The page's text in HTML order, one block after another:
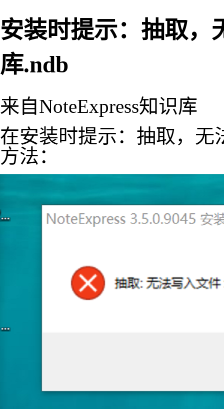
安装时提示：抽取，
库.ndb
来自NoteExpress知识库
在安装时提示：抽取，无
方法：